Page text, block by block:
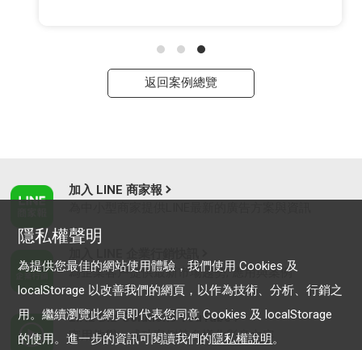
返回案例總覽
加入 LINE 商家報
為企業客戶提供最新市場趨勢, 應用與案例
LINE Biz-Solutions YouTube
實用教學、成功案例等多樣化影音內容
隱私權聲明
為提供您最佳的網站使用體驗，我們使用 Cookies 及
localStorage 以改善我們的網頁，以作為技術、分析、行銷之
用。繼續瀏覽此網頁即代表您同意 Cookies 及 localStorage
的使用。進一步的資訊可閱讀我們的隱私權說明。